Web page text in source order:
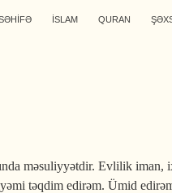
İSLAM QURAN
məsuliyyətdir. Evlilik iman,
təqdim edirəm. Ümid